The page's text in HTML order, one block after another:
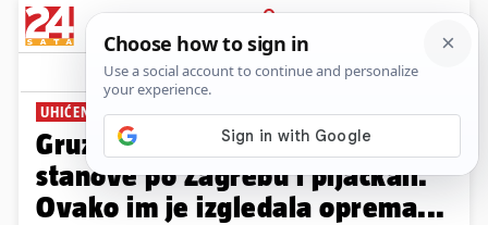
PRIJAVA
News Komentari
UHIĆENI SU
Gruzijac i Ukrajinac označavali
stanove po Zagrebu i pljačkali.
Ovako im je izgledala oprema...